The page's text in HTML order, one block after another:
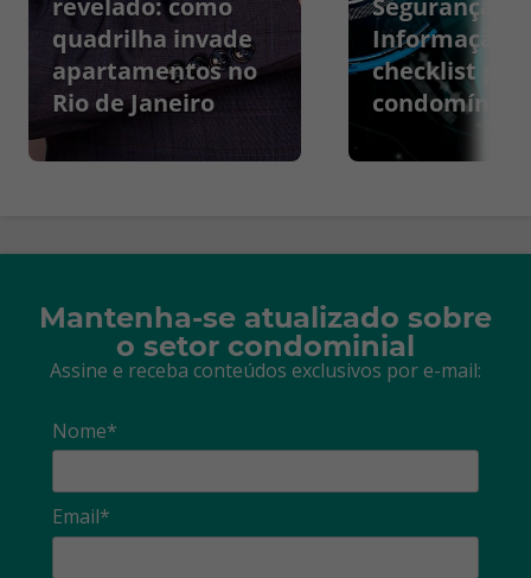
revelado: como
quadrilha invade
apartamentos no
Rio de Janeiro
Segurança da
Informação:
checklist
condomínios
Mantenha-se atualizado sobre
o setor condominial
Assine e receba conteúdos exclusivos por e-mail:
Nome*
Email*